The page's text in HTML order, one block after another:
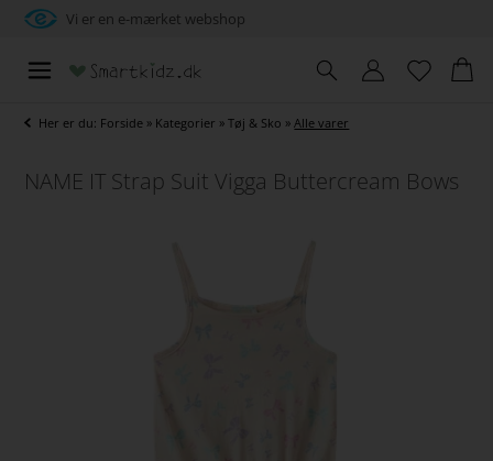
Vi er en e-mærket webshop
Her er du: Forside » Kategorier »Tøj & Sko »Alle varer
NAME IT Strap Suit Vigga Buttercream Bows